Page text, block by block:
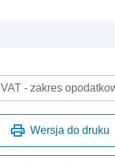
VAT - zakres
Wersja do druku